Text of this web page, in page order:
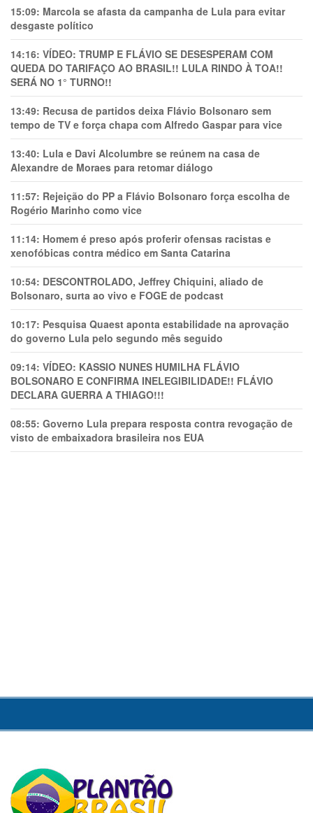
15:09: Marcola se afasta da campanha de Lula para evitar
desgaste político
14:16: VÍDEO: TRUMP E FLÁVIO SE DESESPERAM COM
QUEDA DO TARIFAÇO AO BRASIL!! LULA RINDO À TOA!!
SERÁ NO 1° TURNO!!
13:49: Recusa de partidos deixa Flávio Bolsonaro sem
tempo de TV e força chapa com Alfredo Gaspar para vice
13:40: Lula e Davi Alcolumbre se reúnem na casa de
Alexandre de Moraes para retomar diálogo
11:57: Rejeição do PP a Flávio Bolsonaro força escolha de
Rogério Marinho como vice
11:14: Homem é preso após proferir ofensas racistas e
xenofóbicas contra médico em Santa Catarina
10:54: DESCONTROLADO, Jeffrey Chiquini, aliado de
Bolsonaro, surta ao vivo e FOGE de podcast
10:17: Pesquisa Quaest aponta estabilidade na aprovação
do governo Lula pelo segundo mês seguido
09:14: VÍDEO: KASSIO NUNES HUMlLHA FLÁVIO
BOLSONARO E CONFIRMA INELEGIBILIDADE!! FLÁVIO
DECLARA GUERRA A THIAGO!!!
08:55: Governo Lula prepara resposta contra revogação de
visto de embaixadora brasileira nos EUA